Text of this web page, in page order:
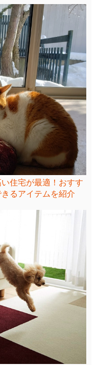
住宅が最適！おすす
るアイテムを紹介